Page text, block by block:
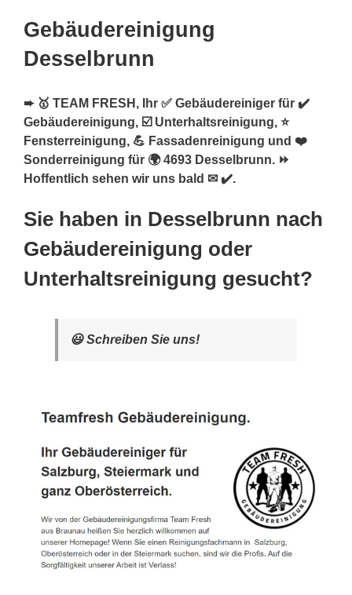
Gebäudereinigung
Desselbrunn
➨ 🥇 TEAM FRESH, Ihr ✅ Gebäudereiniger für ✔️
Gebäudereinigung, ☑️ Unterhaltsreinigung, ⭐
Fensterreinigung, 💪 Fassadenreinigung und ❤️
Sonderreinigung für 🌍 4693 Desselbrunn. ⏩
Hoffentlich sehen wir uns bald ✉ ✔️.
Sie haben in Desselbrunn nach
Gebäudereinigung oder
Unterhaltsreinigung gesucht?
😃 Schreiben Sie uns!